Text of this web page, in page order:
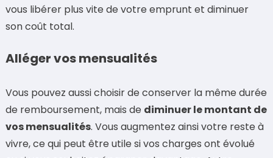
vous libérer plus vite de votre emprunt et diminuer
son coût total.
Alléger vos mensualités
Vous pouvez aussi choisir de conserver la même durée
de remboursement, mais de diminuer le montant de
vos mensualités. Vous augmentez ainsi votre reste à
vivre, ce qui peut être utile si vos charges ont évolué